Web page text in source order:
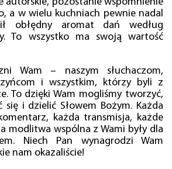
a w wielu kuchniach pewnie nadal
obłędny aromat dań według
To wszystko ma swoją wartość
Wam – naszym słuchaczom,
i wszystkim, którzy byli z
To dzięki Wam mogliśmy tworzyć,
się i dzielić Słowem Bożym. Każda
każda transmisja, każde
modlitwa wspólna z Wami były dla
Niech Pan wynagrodzi Wam
nam okazaliście!